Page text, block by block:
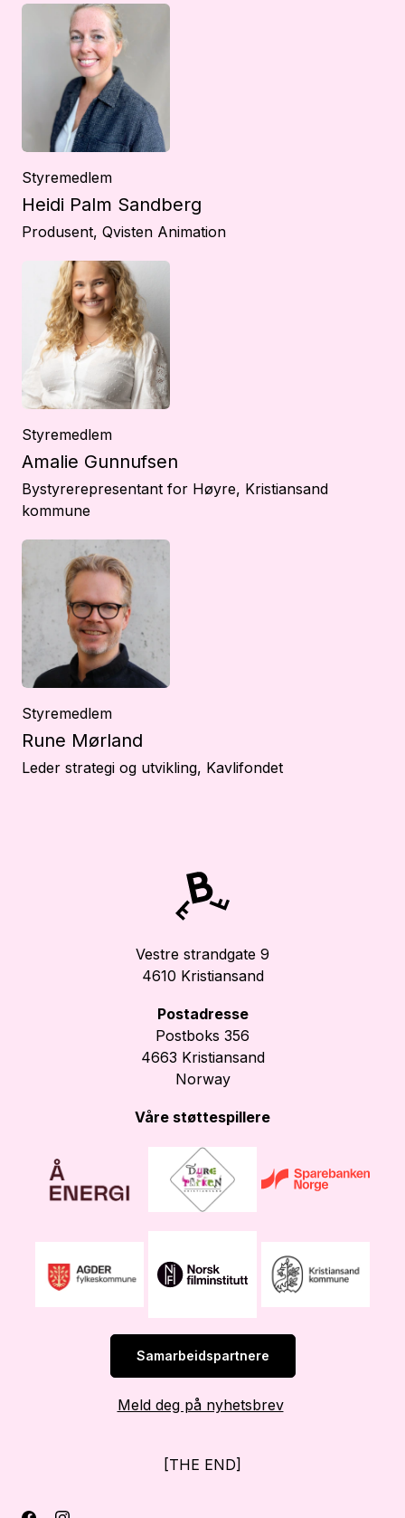
Styremedlem
Heidi Palm Sandberg
Produsent, Qvisten Animation
Styremedlem
Amalie Gunnufsen
Bystyrerepresentant for Høyre, Kristiansand
kommune
Styremedlem
Rune Mørland
Leder strategi og utvikling, Kavlifondet
Vestre strandgate 9
4610 Kristiansand
Postadresse
Postboks 356
4663 Kristiansand
Norway
Våre støttespillere
Samarbeidspartnere
Meld deg på nyhetsbrev
[THE END]